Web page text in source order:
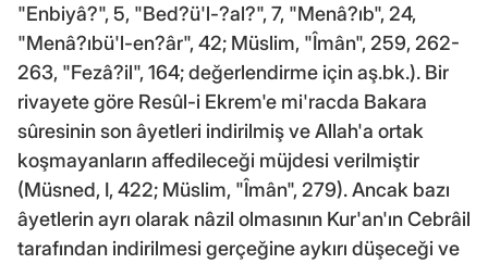
"Enbiyâ?", 5, "Bed?ü'l-?al?", 7, "Menâ?ıb", 24,
"Menâ?ıbü'l-en?âr", 42; Müslim, "Îmân", 259, 262-
263, "Fezâ?il", 164; değerlendirme için aş.bk.). Bir
rivayete göre Resûl-i Ekrem'e mi'racda Bakara
sûresinin son âyetleri indirilmiş ve Allah'a ortak
koşmayanların affedileceği müjdesi verilmiştir
(Müsned, I, 422; Müslim, "Îmân", 279). Ancak bazı
âyetlerin ayrı olarak nâzil olmasının Kur'an'ın Cebrâil
tarafından indirilmesi gerçeğine aykırı düşeceği ve